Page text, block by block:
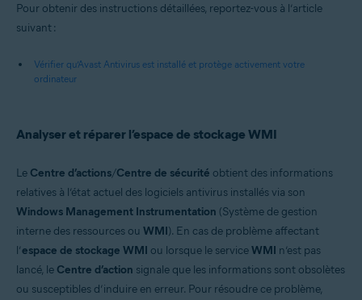
Pour obtenir des instructions détaillées, reportez-vous à l’article
suivant :
Vérifier qu’Avast Antivirus est installé et protège activement votre
ordinateur
Analyser et réparer l’espace de stockage WMI
Le Centre d’actions/Centre de sécurité obtient des informations
relatives à l’état actuel des logiciels antivirus installés via son
Windows Management Instrumentation (Système de gestion
interne des ressources ou WMI). En cas de problème affectant
l’espace de stockage WMI ou lorsque le serviceWMI n’est pas
lancé, le Centre d’action signale que les informations sont obsolètes
ou susceptibles d’induire en erreur. Pour résoudre ce problème,